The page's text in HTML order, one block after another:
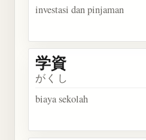
investasi dan pinjaman
学資
がくし
biaya sekolah